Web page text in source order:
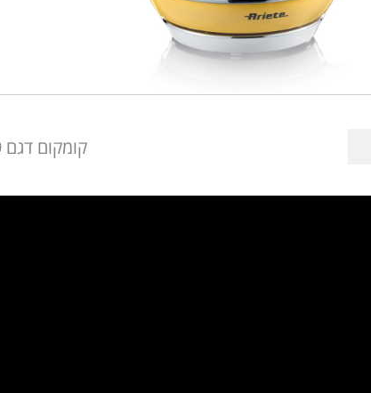
קומקום דגם 2869 מסדרת פוזיטנו